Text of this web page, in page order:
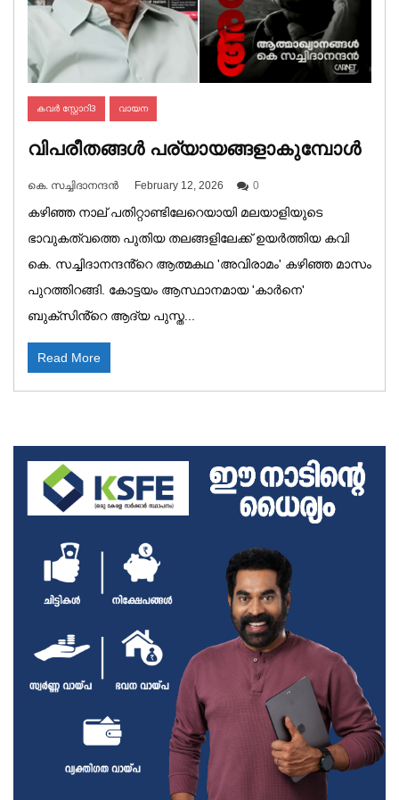
കവർ സ്റ്റോറി3 വായന
വിപരീതങ്ങൾ പര്യായങ്ങളാകുമ്പോൾ
കെ. സച്ചിദാനന്ദൻ February 12, 2026 0
കഴിഞ്ഞ നാല് പതിറ്റാണ്ടിലേറെയായി മലയാളിയുടെ
ഭാവുകത്വത്തെ പുതിയ തലങ്ങളിലേക്ക് ഉയർത്തിയ കവി
കെ. സച്ചിദാനന്ദൻ്റെ ആത്മകഥ 'അവിരാമം' കഴിഞ്ഞ മാസം
പുറത്തിറങ്ങി. കോട്ടയം ആസ്ഥാനമായ 'കാർനെ'
ബുക്സിൻ്റെ ആദ്യ പുസ്ത...
Read More